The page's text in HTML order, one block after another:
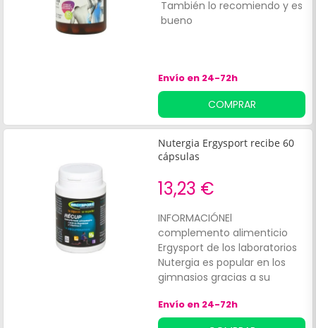
También lo recomiendo y es
bueno
Envío en 24-72h
COMPRAR
Nutergia Ergysport recibe 60
cápsulas
13,23 €
INFORMACIÓNEl
complemento alimenticio
Ergysport de los laboratorios
Nutergia es popular en los
gimnasios gracias a su
dosificada con minerales
(magnesio, potasio, calcio)
Envío en 24-72h